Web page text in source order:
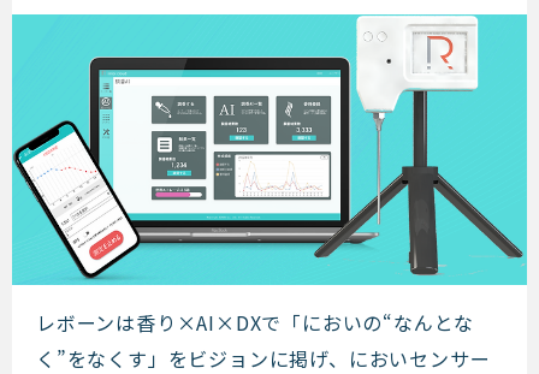
レボーン
レボーンは香り​×AI×DXで「においの“なんとな
く”をなくす」をビジョンに掲げ、においセンサー